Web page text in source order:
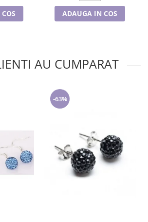
ADAUGA IN COS
AU CUMPARAT
-63%